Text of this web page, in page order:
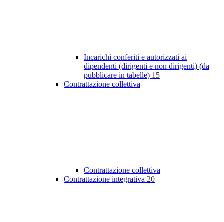
Incarichi conferiti e autorizzati ai
dipendenti (dirigenti e non dirigenti) (da
pubblicare in tabelle) 15
Contrattazione collettiva
Contrattazione collettiva
Contrattazione integrativa 20